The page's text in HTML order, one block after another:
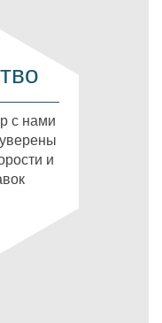
с нами
и